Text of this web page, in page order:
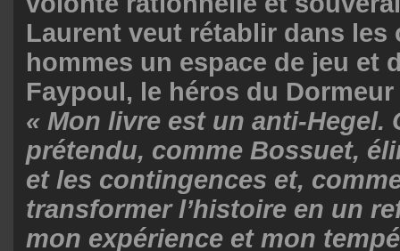
Laurent veut rétablir dans les
hommes un espace de jeu et
Faypoul, le héros du
« Mon livre est un anti-Hegel.
prétendu, comme Bossuet,
et les contingences et,
transformer l’histoire en un
mon expérience et mon